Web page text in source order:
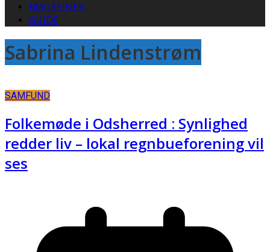
MAGASINER
GUIDE
Sabrina Lindenstrøm
SAMFUND
Folkemøde i Odsherred : Synlighed
redder liv – lokal regnbueforening vil
ses